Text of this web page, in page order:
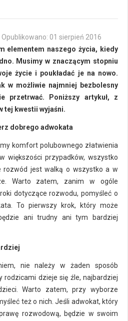
Opublikowano: 01 sierpień 2016
elementem naszego życia, kiedy
Musimy w znaczącym stopniu
życie i poukładać je na nowo.
w możliwie najmniej bezbolesny
przetrwać. Poniższy artykuł, z
tej kwestii wyjaśni.
dobrego adwokata
komfort polubownego złatwienia
większości przypadków, wszystko
rozwód jest walką o wszystko a w
Warto zatem, zanim w ogóle
dotyczące rozwodu, pomyśleć o
To pierwszy krok, który może
ani trudny ani tym bardziej
nie należy w żaden sposób
rodzicami dzieje się źle, najbardziej
Warto zatem, przy wyborze
też o nich. Jeśli adwokat, który
rozwodową, będzie w swoim